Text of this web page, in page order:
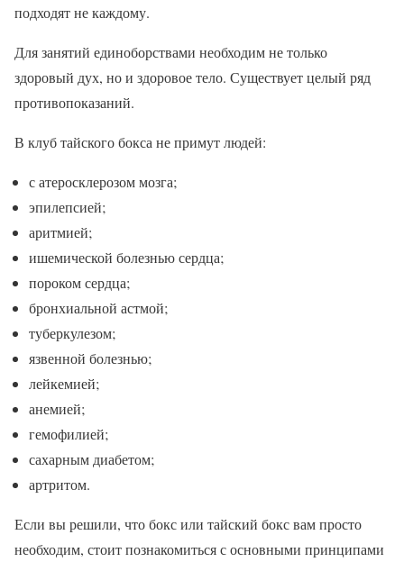
подходят не каждому.
Для занятий единоборствами необходим не только
здоровый дух, но и здоровое тело. Существует целый ряд
противопоказаний.
В клуб тайского бокса не примут людей:
с атеросклерозом мозга;
эпилепсией;
аритмией;
ишемической болезнью сердца;
пороком сердца;
бронхиальной астмой;
туберкулезом;
язвенной болезнью;
лейкемией;
анемией;
гемофилией;
сахарным диабетом;
артритом.
Если вы решили, что бокс или тайский бокс вам просто
необходим, стоит познакомиться с основными принципами